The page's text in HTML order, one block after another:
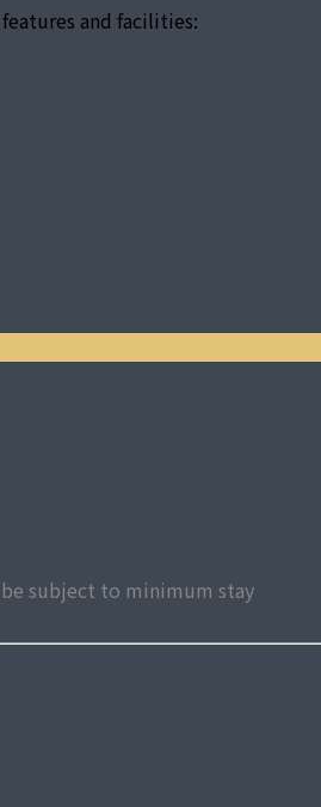
and facilities:
subject to minimum stay